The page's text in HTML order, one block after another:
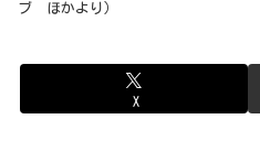
ブ ほかより）
X